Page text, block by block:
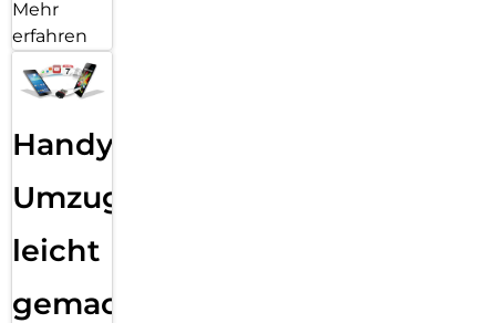
Mehr
erfahren
Handy
Umzug
leicht
gemacht!